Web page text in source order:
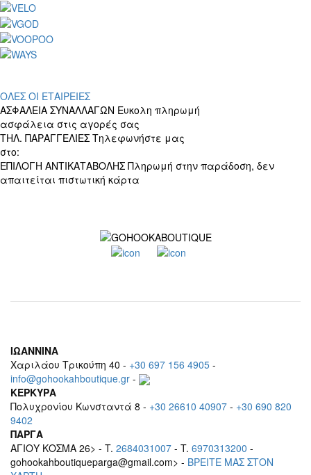
ΟΛΕΣ ΟΙ ΕΤΑΙΡΕΙΕΣ
ΑΣΦΑΛΕΙΑ ΣΥΝΑΛΛΑΓΩΝ Ευκολη πληρωμή
ασφάλεια στις αγορές σας
ΤΗΛ. ΠΑΡΑΓΓΕΛΙΕΣ Τηλεφωνήστε μας
στο:
ΕΠΙΛΟΓΗ ΑΝΤΙΚΑΤΑΒΟΛΗΣ Πληρωμή στην παράδοση, δεν
απαιτείται πιστωτική κάρτα
ΙΩΑΝΝΙΝΑ
Χαριλάου Τρικούπη 40 - +30 697 156 4905 -
info@gohookahboutique.gr -
ΚΕΡΚΥΡΑ
Πολυχρονίου Κωνσταντά 8 - +30 26610 40907 - +30 690 820
9402
ΠΑΡΓΑ
ΑΓΙΟΥ ΚΟΣΜΑ 26> - T. 2684031007 - T. 6970313200 -
gohookahboutiqueparga@gmail.com> - BΡEITE MAΣ ΣΤΟΝ